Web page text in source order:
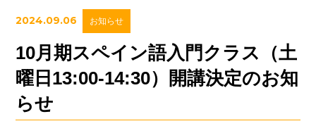
2024.09.06 お知らせ
10月期スペイン語入門クラス（土
曜日13:00-14:30）開講決定のお知
らせ